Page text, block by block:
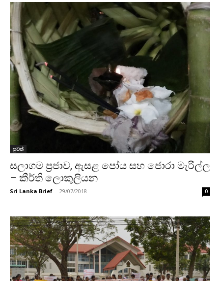
පුවත්
සලාගම ප්‍රජාව, ඇසළ පෝය සහ ජොරා මැරිල්ල
– කීර්ති ලොකුලියන
Sri Lanka Brief - 29/07/2018 0